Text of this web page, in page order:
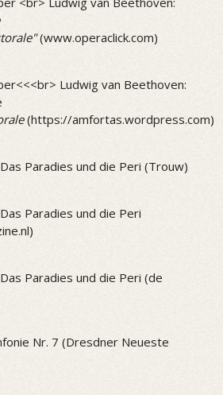
(www.operaclick.com)
Ludwig van Beethoven:
(https://amfortas.wordpress.com)
Paradies und die Peri (Trouw)
Paradies und die Peri
Paradies und die Peri (de
Nr. 7 (Dresdner Neueste